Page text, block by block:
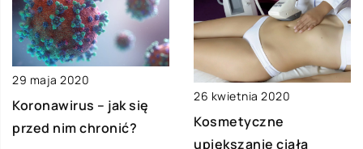
29 maja 2020
Koronawirus – jak się
przed nim chronić?
26 kwietnia 2020
Kosmetyczne
upiększanie ciała